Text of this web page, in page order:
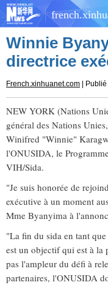
Winnie
directrice
French.xinhuanet.com |
NEW YORK (Nations
général des Nations
Winifred "Winnie"
l'ONUSIDA, le
VIH/Sida.
"Je suis honorée de
exécutive à un moment
Mme Byanyima à
"La fin du sida en tant
est un objectif qui est à la
pas l'ampleur du défi à
partenaires, l'ONUSIDA